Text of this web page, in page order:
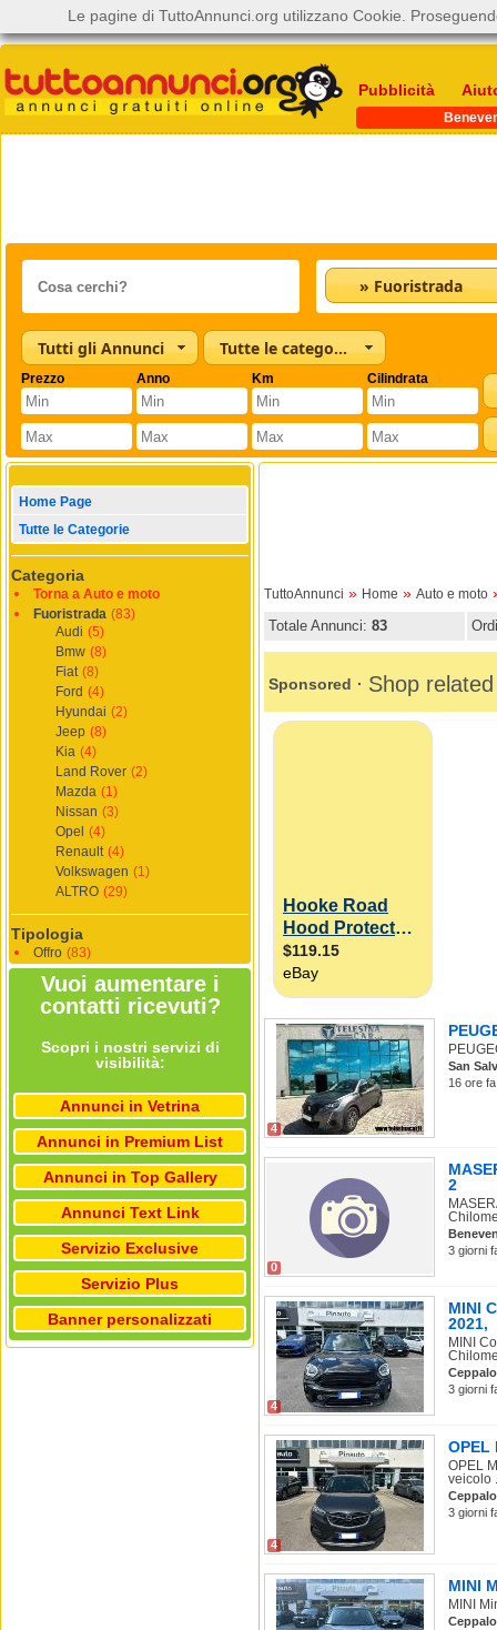
Pubblicità
» Fuoristrada
Tutti gli Annunci Tutte le categorie
Prezzo Anno Km Cilindrata
Home Page
Tutte le Categorie
Categoria
Torna a Auto e moto
Fuoristrada (83)
Audi (5)
Bmw (8)
Fiat (8)
Ford (4)
Hyundai (2)
Jeep (8)
Kia (4)
Land Rover (2)
Mazda (1)
Nissan (3)
Opel (4)
Renault (4)
Volkswagen (1)
ALTRO (29)
Tipologia
Offro (83)
Vuoi aumentare i
contatti ricevuti?
Scopri i nostri servizi di
visibilità:
Annunci in Vetrina
Annunci in Premium List
Annunci in Top Gallery
Annunci Text Link
Servizio Exclusive
Servizio Plus
Banner personalizzati
TuttoAnnunci » Home » Auto e moto
Totale Annunci: 83
4
San
16 ore
0
2
3 giorni
4
MINI
2021,
MINI
3 giorni
4
OPEL
OPEL
veicolo
3 giorni
MINI
MINI
Le pagine di TuttoAnnunci.org utilizzano Cookie.